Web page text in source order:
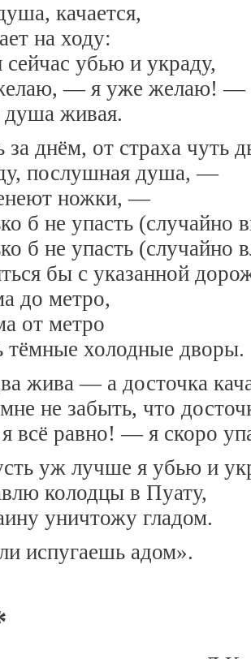
качается,
на ходу:
убью и украду,
— я уже желаю! —
душа живая.
за днём, от страха чуть
послушная душа, —
ножки, —
б не упасть (случайно
б не упасть
бы с указанной
до метро,
от метро
тёмные холодные дворы.
жива — а досточка
не забыть, что
всё равно! — я скоро
уж лучше я убью и
колодцы в Пуату,
уничтожу гладом.
испугаешь адом».